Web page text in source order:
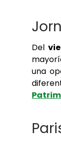
Del
una